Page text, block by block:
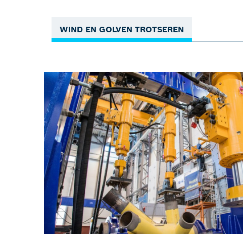
WIND EN GOLVEN TROTSEREN